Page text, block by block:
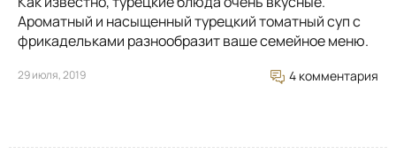
Ароматный и насыщенный турецкий томатный суп с
фрикадельками разнообразит ваше семейное меню.
29 июля, 2019 4 комментария